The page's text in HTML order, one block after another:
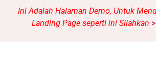
Ini Adalah Halaman Demo, Untuk
Landing Page seperti ini Silahkan